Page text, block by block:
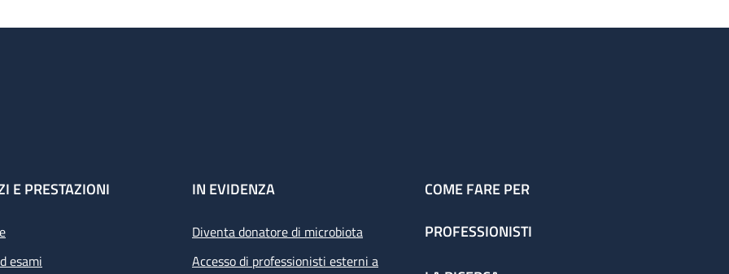
E PRESTAZIONI
esami
IN EVIDENZA
Diventa donatore di microbiota
Accesso di professionisti esterni a
COME FARE PER
PROFESSIONISTI